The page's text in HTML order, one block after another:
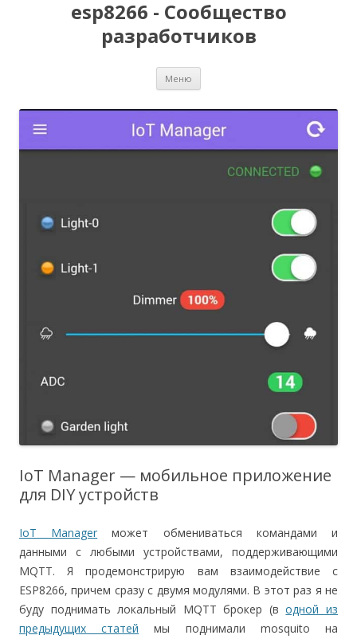
esp8266 - Сообщество
разработчиков
Меню
IoT Manager — мобильное приложение
для DIY устройств
IoT Manager может обмениваться командами и
данными с любыми устройствами, поддерживающими
MQTT. Я продемонстрирую вам взаимодействие с
ESP8266, причем сразу с двумя модулями. В этот раз я не
буду поднимать локальный MQTT брокер (водной из
предыдущих статей мы поднимали mosquito на